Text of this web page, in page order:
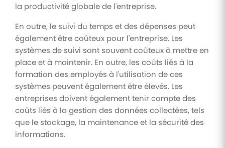
la productivité globale de l'entreprise.
En outre, le suivi du temps et des dépenses peut
également être coûteux pour l'entreprise. Les
systèmes de suivi sont souvent coûteux à mettre en
place et à maintenir. En outre, les coûts liés à la
formation des employés à l'utilisation de ces
systèmes peuvent également être élevés. Les
entreprises doivent également tenir compte des
coûts liés à la gestion des données collectées, tels
que le stockage, la maintenance et la sécurité des
informations.